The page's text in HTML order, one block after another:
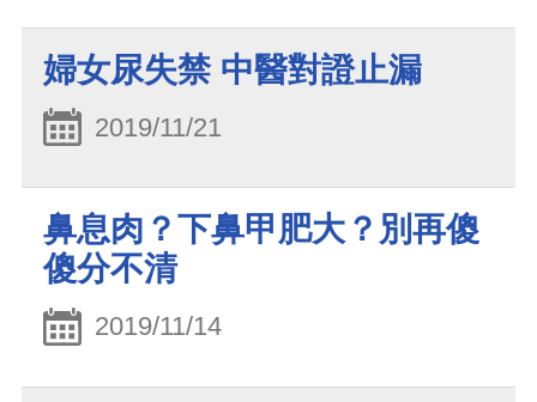
婦女尿失禁 中醫對證止漏
2019/11/21
鼻息肉？下鼻甲肥大？別再傻
傻分不清
2019/11/14